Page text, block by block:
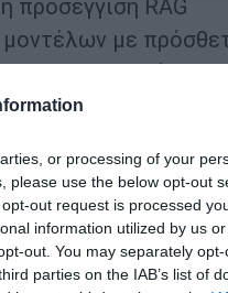
or processing of your
please use the below opt-out
out request is processed
information utilized by us
out. You may separately
parties on the IAB’s list of
προσέγγιση RAG
με
την παραγωγή των
διαθέτει
των
διαφάνεια
παρατίθεται